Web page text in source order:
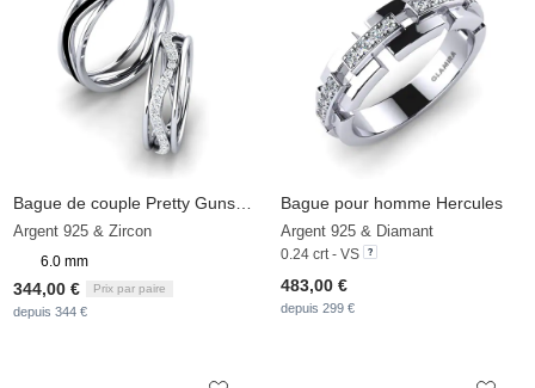
Argent 925 & Zircon
6.0 mm
344,00 € Prix par paire
depuis 344 €
Bague pour homme Hercules
Argent 925 & Diamant
0.24 crt - VS
483,00 €
depuis 299 €